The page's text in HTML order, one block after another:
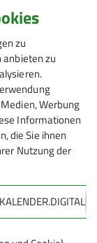
Da es
wir eine Tour
zu
zu
Werbung
Informationen
die Sie ihnen
Nutzung der
KALENDER.DIGITAL